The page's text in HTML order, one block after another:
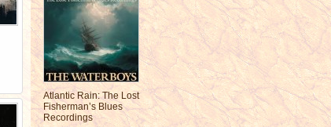
Atlantic Rain: The Lost
Fisherman’s Blues
Recordings